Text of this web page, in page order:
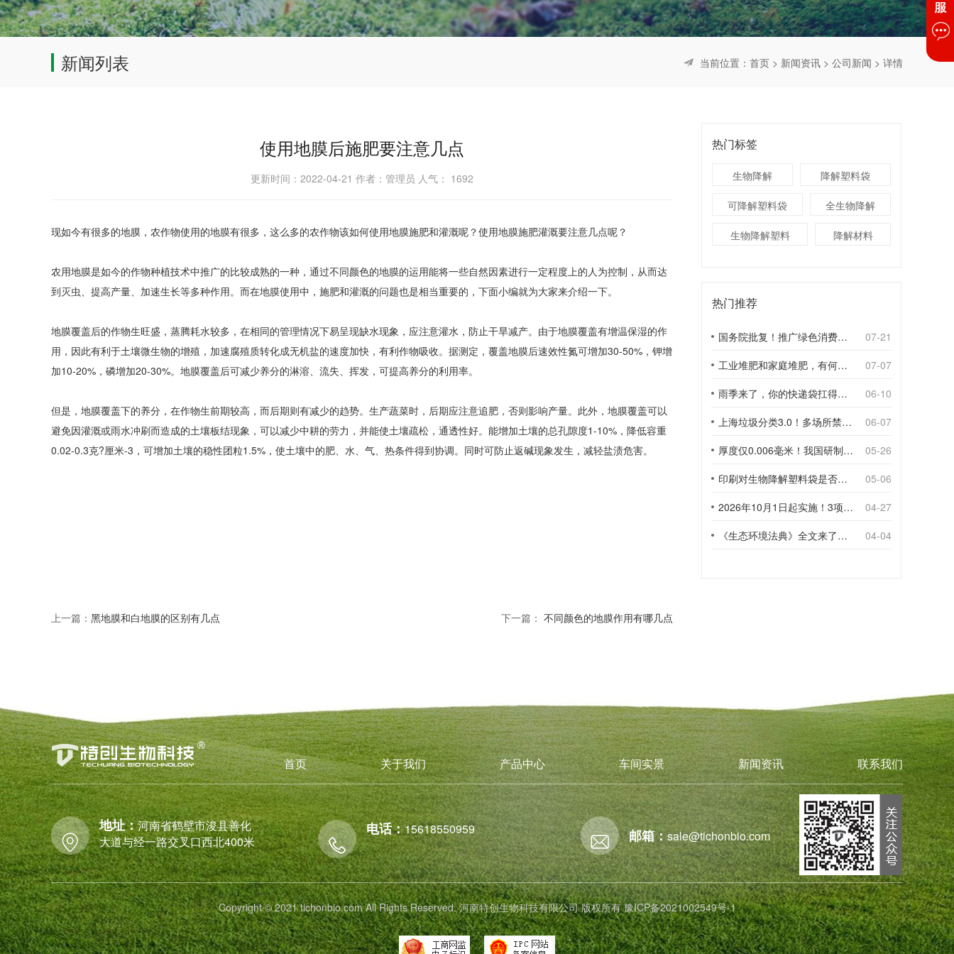
新闻列表 当前位置： 首页 > 新闻资讯 > 公司新闻 > 详情
使用地膜后施肥要注意几点
更新时间：2022-04-21 作者：管理员 人气： 1692
现如今有很多的地膜，农作物使用的地膜有很多，这么多的农作物该如何使用地膜施肥和灌溉呢？使用地膜施肥灌溉要注意几点呢？
农用地膜是如今的作物种植技术中推广的比较成熟的一种，通过不同颜色的地膜的运用能将一些自然因素进行一定程度上的人为控制，从而达
到灭虫、提高产量、加速生长等多种作用。而在地膜使用中，施肥和灌溉的问题也是相当重要的，下面小编就为大家来介绍一下。
地膜覆盖后的作物生旺盛，蒸腾耗水较多，在相同的管理情况下易呈现缺水现象，应注意灌水，防止干旱减产。由于地膜覆盖有增温保湿的作
用，因此有利于土壤微生物的增殖，加速腐殖质转化成无机盐的速度加快，有利作物吸收。据测定，覆盖地膜后速效性氮可增加30-50%，钾增
加10-20%，磷增加20-30%。地膜覆盖后可减少养分的淋溶、流失、挥发，可提高养分的利用率。
但是，地膜覆盖下的养分，在作物生前期较高，而后期则有减少的趋势。生产蔬菜时，后期应注意追肥，否则影响产量。此外，地膜覆盖可以
避免因灌溉或雨水冲刷而造成的土壤板结现象，可以减少中耕的劳力，并能使土壤疏松，通透性好。能增加土壤的总孔隙度1-10%，降低容重
0.02-0.3克?厘米-3，可增加土壤的稳性团粒1.5%，使土壤中的肥、水、气、热条件得到协调。同时可防止返碱现象发生，减轻盐渍危害。
上一篇： 黑地膜和白地膜的区别有几点 下一篇： 不同颜色的地膜作用有哪几点
热门标签
生物降解 降解塑料袋
可降解塑料袋 全生物降解
生物降解塑料 降解材料
热门推荐
国务院批复！推广绿色消费，引导使用环保可降解包装材料
07-21
工业堆肥和家庭堆肥，有何不同？
07-07
雨季来了，你的快递袋扛得住吗？
06-10
上海垃圾分类3.0！多场所禁止使用一次性塑料袋；推动快递包装绿色转型
06-07
厚度仅0.006毫米！我国研制出超薄型全生物降解渗水地膜
05-26
印刷对生物降解塑料袋是否构成影响？
05-06
2026年10月1日起实施！3项生物降解能力检测新国标
04-27
《生态环境法典》全文来了！降解材料、生物基应用与包装环保规范
04-04
首页 关于我们 产品中心 车间实景 新闻资讯 联系我们
地址：河南省鹤壁市浚县善化
大道与经一路交叉口西北400米
电话：15618550959 邮箱：sale@tichonbio.com
Copyright © 2021 tichonbio.com All Rights Reserved. 河南特创生物科技有限公司 版权所有豫ICP备2021002549号-1